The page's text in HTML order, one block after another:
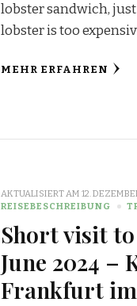
lobster sandwich,
lobster is too
MEHR ERFAHREN
AKTUALISIERT AM12.
REISEBESCHREIBUNG
Short visit
June 2024 –
Frankfurt im